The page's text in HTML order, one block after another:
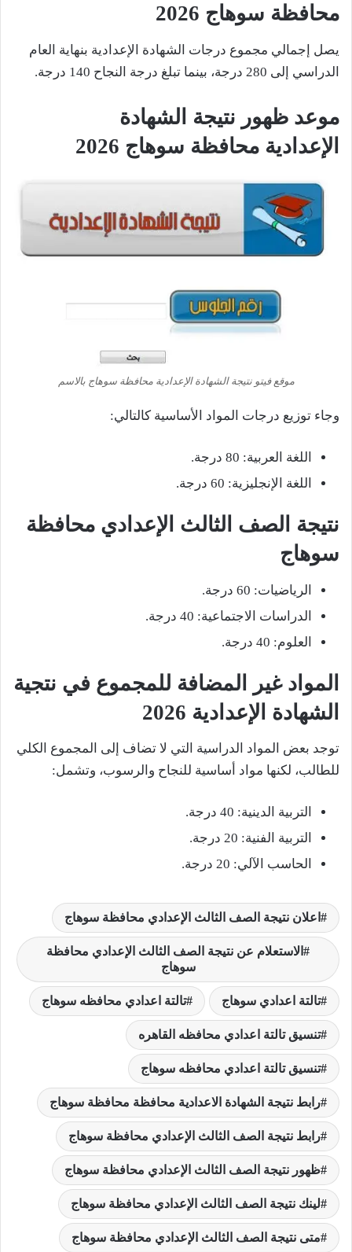
محافظة سوهاج 2026
يصل إجمالي مجموع درجات الشهادة الإعدادية بنهاية العام
الدراسي إلى 280 درجة، بينما تبلغ درجة النجاح 140 درجة.
موعد ظهور نتيجة الشهادة
الإعدادية محافظة سوهاج 2026
موقع فيتو نتيجة الشهادة الإعدادية محافظة سوهاج بالاسم
وجاء توزيع درجات المواد الأساسية كالتالي:
اللغة العربية: 80 درجة.
اللغة الإنجليزية: 60 درجة.
نتيجة الصف الثالث الإعدادي محافظة
سوهاج
الرياضيات: 60 درجة.
الدراسات الاجتماعية: 40 درجة.
العلوم: 40 درجة.
المواد غير المضافة للمجموع في نتجية
الشهادة الإعدادية 2026
توجد بعض المواد الدراسية التي لا تضاف إلى المجموع الكلي
للطالب، لكنها مواد أساسية للنجاح والرسوب، وتشمل:
التربية الدينية: 40 درجة.
التربية الفنية: 20 درجة.
الحاسب الآلي: 20 درجة.
اعلان نتيجة الصف الثالث الإعدادي محافظة سوهاج
الاستعلام عن نتيجة الصف الثالث الإعدادي محافظة
سوهاج
تالتة اعدادي سوهاج تالتة اعدادي محافظه سوهاج
تنسيق تالتة اعدادي محافظه القاهره
تنسيق تالتة اعدادي محافظه سوهاج
رابط نتيجة الشهادة الاعدادية محافظة محافظة سوهاج
رابط نتيجة الصف الثالث الإعدادي محافظة سوهاج
ظهور نتيجة الصف الثالث الإعدادي محافظة سوهاج
لينك نتيجة الصف الثالث الإعدادي محافظة سوهاج
متى نتيجة الصف الثالث الإعدادي محافظة سوهاج